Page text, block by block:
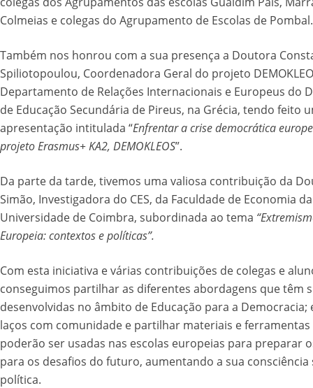
Colmeias e colegas do Agrupamento de Escolas de Pombal.
Também nos honrou com a sua presença a Doutora
Spiliotopoulou, Coordenadora Geral do projeto
Departamento de Relações Internacionais e Europeus do
de Educação Secundária de Pireus, na Grécia, tendo feito
apresentação intitulada “Enfrentar a crise democrática
projeto Erasmus+ KA2, DEMOKLEOS”.
Da parte da tarde, tivemos uma valiosa contribuição da
Simão, Investigadora do CES, da Faculdade de Economia da
Universidade de Coimbra, subordinada ao tema
Europeia: contextos e políticas”.
Com esta iniciativa e várias contribuições de colegas e
conseguimos partilhar as diferentes abordagens que têm
desenvolvidas no âmbito de Educação para a
laços com comunidade e partilhar materiais e ferramentas
poderão ser usadas nas escolas europeias para preparar
para os desafios do futuro, aumentando a sua consciência
política.